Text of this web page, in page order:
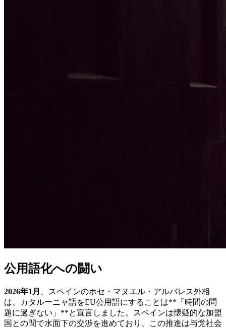
公用語化への闘い
2026年1月
、スペインのホセ・マヌエル・アルバレス外相
は、カタルーニャ語をEU公用語にすることは**「時間の問
題に過ぎない」**と宣言しました。スペインは懐疑的な加盟
国との間で水面下の交渉を進めており、この推進は与党社会